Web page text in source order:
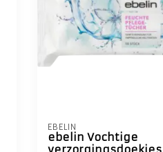
EBELIN
ebelin Vochtige